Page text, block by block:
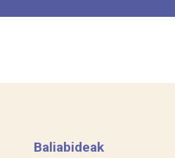
Baliabideak